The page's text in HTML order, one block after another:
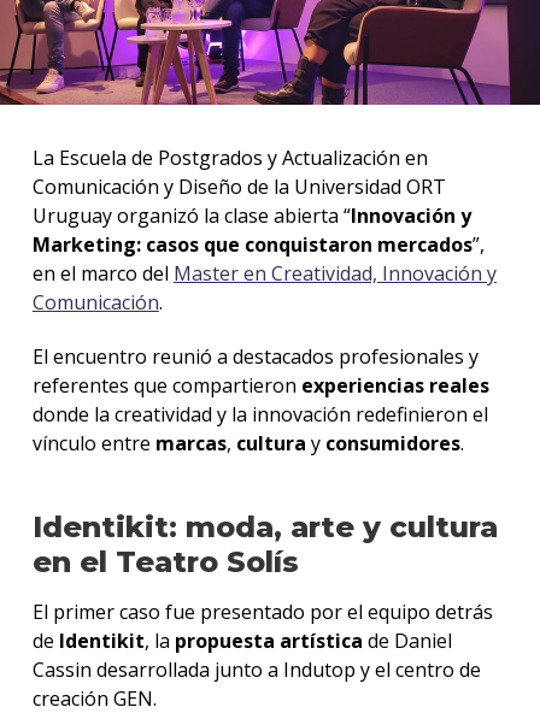
La Escuela de Postgrados y Actualización en
Comunicación y Diseño de la Universidad ORT
Uruguay organizó la clase abierta “Innovación y
Marketing: casos que conquistaron mercados”,
en el marco del Master en Creatividad, Innovación y
Comunicación.
El encuentro reunió a destacados profesionales y
referentes que compartieron experiencias reales
donde la creatividad y la innovación redefinieron el
vínculo entre marcas, cultura y consumidores.
Identikit: moda, arte y cultura
en el Teatro Solís
El primer caso fue presentado por el equipo detrás
de Identikit, la propuesta artística de Daniel
Cassin desarrollada junto a Indutop y el centro de
creación GEN.